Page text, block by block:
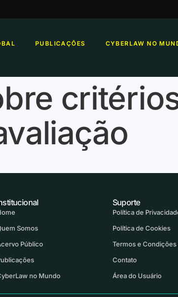
PUBLICAÇÕES CYBERLAW NO
Suporte
Política de
Política de Cookies
Termos e Condições
Contato
Área do Usuário
Somos
Público
no Mundo